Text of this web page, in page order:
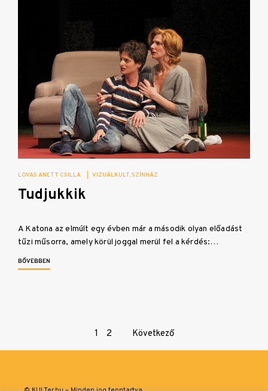
LOVAS ANETT CSILLA VIZUÁLKULT SZÍNHÁZ
Tudjukkik
A Katona az elmúlt egy évben már a második olyan előadást
tűzi műsorra, amely körül joggal merül fel a kérdés:…
BŐVEBBEN
1 2 Következő